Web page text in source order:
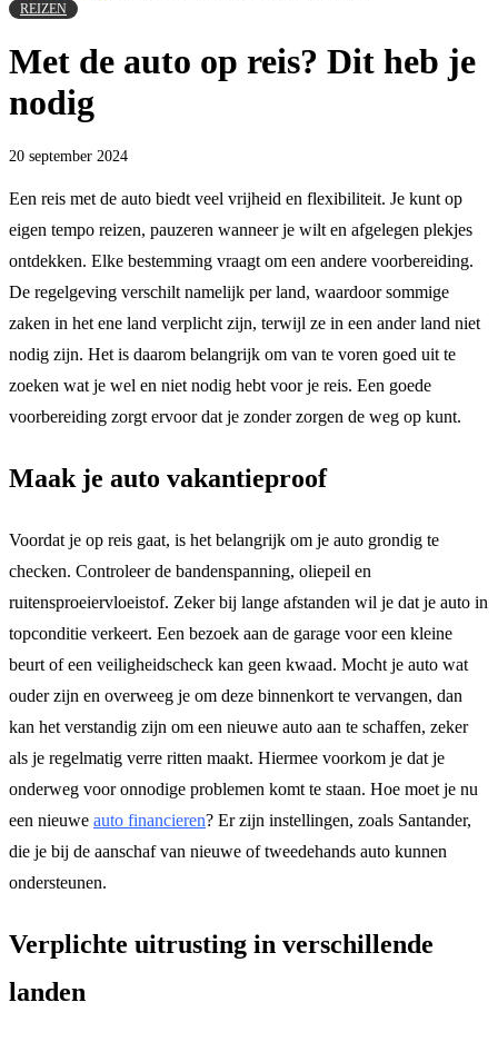
REIZEN
Met de auto op reis? Dit heb je
nodig
20 september 2024
Een reis met de auto biedt veel vrijheid en flexibiliteit. Je kunt op
eigen tempo reizen, pauzeren wanneer je wilt en afgelegen plekjes
ontdekken. Elke bestemming vraagt om een andere voorbereiding.
De regelgeving verschilt namelijk per land, waardoor sommige
zaken in het ene land verplicht zijn, terwijl ze in een ander land niet
nodig zijn. Het is daarom belangrijk om van te voren goed uit te
zoeken wat je wel en niet nodig hebt voor je reis. Een goede
voorbereiding zorgt ervoor dat je zonder zorgen de weg op kunt.
Maak je auto vakantieproof
Voordat je op reis gaat, is het belangrijk om je auto grondig te
checken. Controleer de bandenspanning, oliepeil en
ruitensproeiervloeistof. Zeker bij lange afstanden wil je dat je auto in
topconditie verkeert. Een bezoek aan de garage voor een kleine
beurt of een veiligheidscheck kan geen kwaad. Mocht je auto wat
ouder zijn en overweeg je om deze binnenkort te vervangen, dan
kan het verstandig zijn om een nieuwe auto aan te schaffen, zeker
als je regelmatig verre ritten maakt. Hiermee voorkom je dat je
onderweg voor onnodige problemen komt te staan. Hoe moet je nu
een nieuwe auto financieren? Er zijn instellingen, zoals Santander,
die je bij de aanschaf van nieuwe of tweedehands auto kunnen
ondersteunen.
Verplichte uitrusting in verschillende
landen